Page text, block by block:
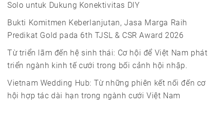
Solo untuk Dukung Konektivitas DIY
Bukti Komitmen Keberlanjutan, Jasa Marga Raih
Predikat Gold pada 6th TJSL & CSR Award 2026
Từ triển lãm đến hệ sinh thái: Cơ hội để Việt Nam phát
triển ngành kinh tế cưới trong bối cảnh hội nhập.
Vietnam Wedding Hub: Từ những phiên kết nối đến cơ
hội hợp tác dài hạn trong ngành cưới Việt Nam